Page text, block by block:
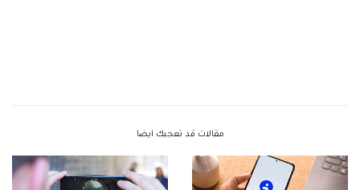
مقالات قد تعجبك ايضا